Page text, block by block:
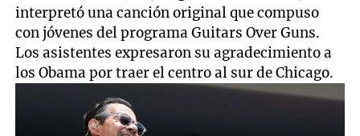
interpretó una canción original que compuso
con jóvenes del programa Guitars Over Guns.
Los asistentes expresaron su agradecimiento a
los Obama por traer el centro al sur de Chicago.